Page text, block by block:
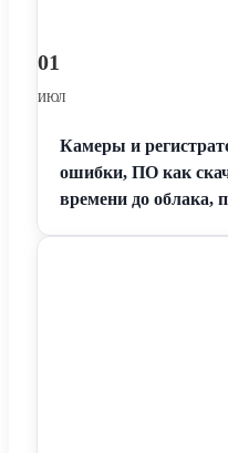
01
ИЮЛ
Камеры и
ошибки, ПО как
времени до облака,